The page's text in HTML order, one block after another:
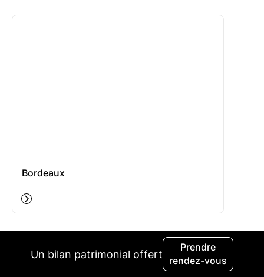
Bordeaux
Un bilan patrimonial offert
Prendre
rendez-vous